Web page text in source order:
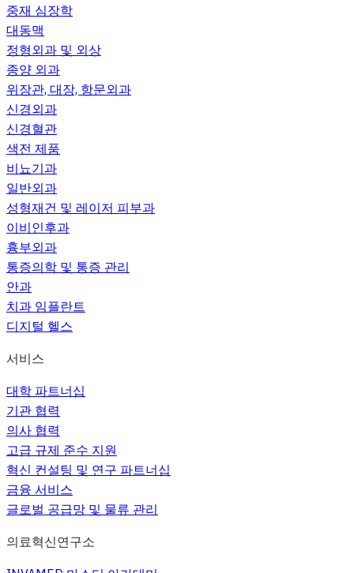
중재 심장학
대동맥
정형외과 및 외상
종양 외과
위장관, 대장, 항문외과
신경외과
신경혈관
색전 제품
비뇨기과
일반외과
성형재건 및 레이저 피부과
이비인후과
흉부외과
통증의학 및 통증 관리
안과
치과 임플란트
디지털 헬스
서비스
대학 파트너십
기관 협력
의사 협력
고급 규제 준수 지원
혁신 컨설팅 및 연구 파트너십
금융 서비스
글로벌 공급망 및 물류 관리
의료혁신연구소